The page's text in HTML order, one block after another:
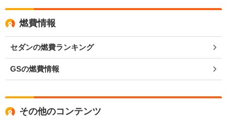
燃費情報
セダンの燃費ランキング
GSの燃費情報
その他のコンテンツ